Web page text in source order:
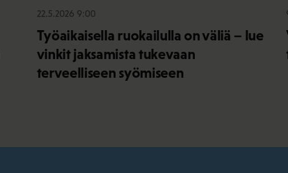
22.5.2026 9:00
Työaikaisella ruokailulla on väliä – lue
vinkit jaksamista tukevaan
terveelliseen syömiseen